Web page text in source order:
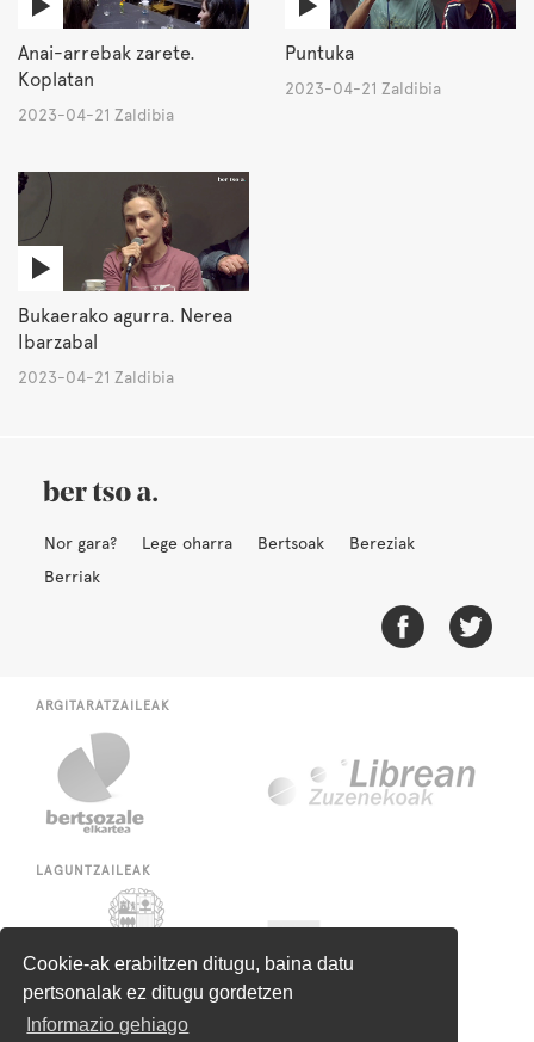
Cookie-ak erabiltzen ditugu, baina datu
pertsonalak ez ditugu gordetzen
Informazio gehiago
Anai-arrebak zarete.
Koplatan
2023-04-21 Zaldibia
Puntuka
2023-04-21 Zaldibia
Bukaerako agurra. Nerea
Ibarzabal
2023-04-21 Zaldibia
Nor gara? Lege oharra Bertsoak
Bereziak
Berriak
ARGITARATZAILEAK
LAGUNTZAILEAK